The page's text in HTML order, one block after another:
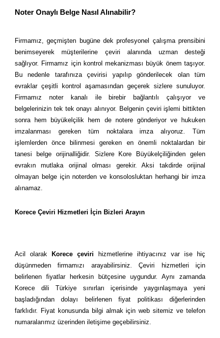
Noter Onaylı Belge Nasıl Alınabilir?
Firmamız, geçmişten bugüne dek profesyonel çalışma prensibini
benimseyerek müşterilerine çeviri alanında uzman desteği
sağlıyor. Firmamız için kontrol mekanizması büyük önem taşıyor.
Bu nedenle tarafınıza çevirisi yapılıp gönderilecek olan tüm
evraklar çeşitli kontrol aşamasından geçerek sizlere sunuluyor.
Firmamız noter kanalı ile birebir bağlantılı çalışıyor ve
belgelerinizin tek tek onayı alınıyor. Belgenin çeviri işlemi bittikten
sonra hem büyükelçilik hem de notere gönderiyor ve hukuken
imzalanması gereken tüm noktalara imza alıyoruz. Tüm
işlemlerden önce bilinmesi gereken en önemli noktalardan bir
tanesi belge orijinalliğidir. Sizlere Kore Büyükelçiliğinden gelen
evrakın mutlaka orijinal olması gerekir. Aksi takdirde orijinal
olmayan belge için noterden ve konsolosluktan herhangi bir imza
alınamaz.
Korece Çeviri Hizmetleri İçin Bizleri Arayın
Acil olarak Korece çeviri hizmetlerine ihtiyacınız var ise hiç
düşünmeden firmamızı arayabilirsiniz. Çeviri hizmetleri için
belirlenen fiyatlar herkesin bütçesine uygundur. Aynı zamanda
Korece dili Türkiye sınırları içerisinde yaygınlaşmaya yeni
başladığından dolayı belirlenen fiyat politikası diğerlerinden
farklıdır. Fiyat konusunda bilgi almak için web sitemiz ve telefon
numaralarımız üzerinden iletişime geçebilirsiniz.